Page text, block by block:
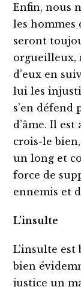
Enfin, nous
les hommes
seront
orgueilleux,
d’eux en
lui les
s’en défend
d’âme. Il est
crois-le
un long et
force de
ennemis et
L’insulte
L’insulte
bien
justice un